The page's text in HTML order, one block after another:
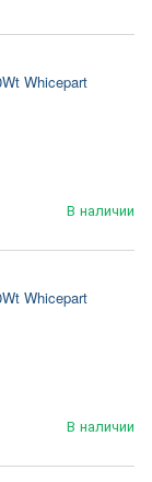
Whicepart
В наличии
Whicepart
В наличии